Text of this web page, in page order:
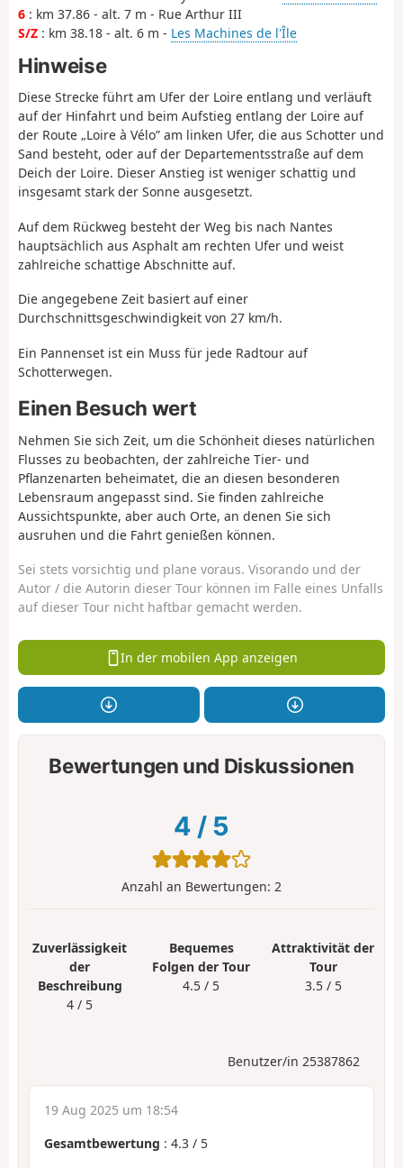
6 : km 37.86 - alt. 7 m - Rue Arthur III
S/Z : km 38.18 - alt. 6 m - Les Machines de l'Île
Hinweise
Diese Strecke führt am Ufer der Loire entlang und verläuft
auf der Hinfahrt und beim Aufstieg entlang der Loire auf
der Route „Loire à Vélo” am linken Ufer, die aus Schotter und
Sand besteht, oder auf der Departementsstraße auf dem
Deich der Loire. Dieser Anstieg ist weniger schattig und
insgesamt stark der Sonne ausgesetzt.
Auf dem Rückweg besteht der Weg bis nach Nantes
hauptsächlich aus Asphalt am rechten Ufer und weist
zahlreiche schattige Abschnitte auf.
Die angegebene Zeit basiert auf einer
Durchschnittsgeschwindigkeit von 27 km/h.
Ein Pannenset ist ein Muss für jede Radtour auf
Schotterwegen.
Einen Besuch wert
Nehmen Sie sich Zeit, um die Schönheit dieses natürlichen
Flusses zu beobachten, der zahlreiche Tier- und
Pflanzenarten beheimatet, die an diesen besonderen
Lebensraum angepasst sind. Sie finden zahlreiche
Aussichtspunkte, aber auch Orte, an denen Sie sich
ausruhen und die Fahrt genießen können.
Sei stets vorsichtig und plane voraus. Visorando und der
Autor / die Autorin dieser Tour können im Falle eines Unfalls
auf dieser Tour nicht haftbar gemacht werden.
In der mobilen App anzeigen
Bewertungen und Diskussionen
4 / 5
Anzahl an Bewertungen: 2
Zuverlässigkeit
der
Beschreibung
4 / 5
Bequemes
Folgen der Tour
4.5 / 5
Attraktivität der
Tour
3.5 / 5
Benutzer/in 25387862
19 Aug 2025 um 18:54
Gesamtbewertung : 4.3 / 5